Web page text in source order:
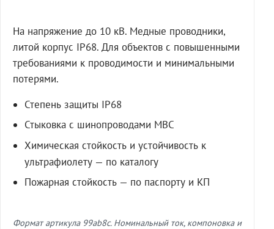
На напряжение до 10 кВ. Медные проводники,
литой корпус IP68. Для объектов с повышенными
требованиями к проводимости и минимальными
потерями.
Степень защиты IP68
Стыковка с шинопроводами МВС
Химическая стойкость и устойчивость к
ультрафиолету — по каталогу
Пожарная стойкость — по паспорту и КП
Формат артикула 99ab8c. Номинальный ток, компоновка и